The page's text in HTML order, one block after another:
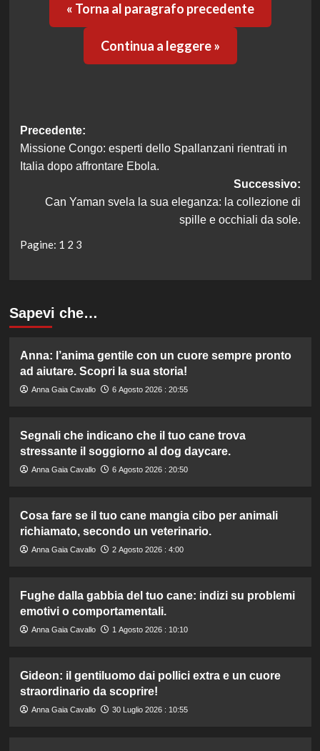
« Torna al paragrafo precedente
Continua a leggere »
Navigazione
articolo
Precedente:
Missione Congo: esperti dello Spallanzani rientrati in
Italia dopo affrontare Ebola.
Successivo:
Can Yaman svela la sua eleganza: la collezione di
spille e occhiali da sole.
Pagine: 1 2 3
Sapevi che…
Anna: l’anima gentile con un cuore sempre pronto
ad aiutare. Scopri la sua storia!
Anna Gaia Cavallo 6 Agosto 2026 : 20:55
Segnali che indicano che il tuo cane trova
stressante il soggiorno al dog daycare.
Anna Gaia Cavallo 6 Agosto 2026 : 20:50
Cosa fare se il tuo cane mangia cibo per animali
richiamato, secondo un veterinario.
Anna Gaia Cavallo 2 Agosto 2026 : 4:00
Fughe dalla gabbia del tuo cane: indizi su problemi
emotivi o comportamentali.
Anna Gaia Cavallo 1 Agosto 2026 : 10:10
Gideon: il gentiluomo dai pollici extra e un cuore
straordinario da scoprire!
Anna Gaia Cavallo 30 Luglio 2026 : 10:55